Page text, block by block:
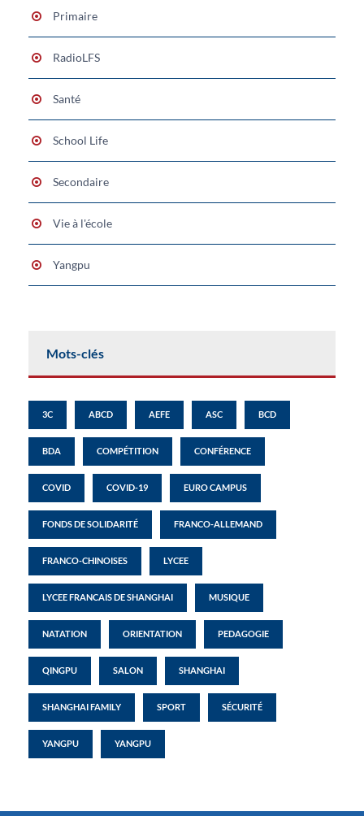
Primaire
RadioLFS
Santé
School Life
Secondaire
Vie à l'école
Yangpu
Mots-clés
3C ABCD AEFE ASC BCD
BDA COMPÉTITION CONFÉRENCE
COVID COVID-19 EURO CAMPUS
FONDS DE SOLIDARITÉ FRANCO-ALLEMAND
FRANCO-CHINOISES LYCEE
LYCEE FRANCAIS DE SHANGHAI MUSIQUE
NATATION ORIENTATION PEDAGOGIE
QINGPU SALON SHANGHAI
SHANGHAI FAMILY SPORT SÉCURITÉ
YANGPU YANGPU